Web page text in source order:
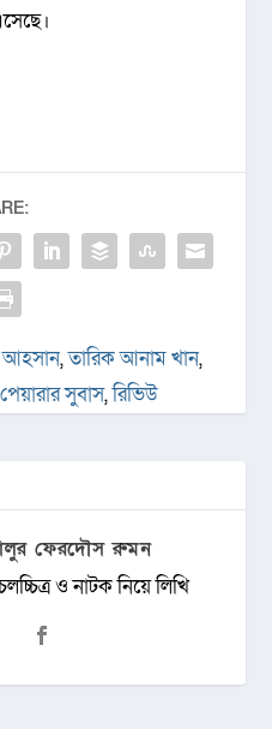
,তারিক আনাম খান,
পেয়ারার সুবাস,রিভিউ
ফেরদৌস রুমন
ও নাটক নিয়ে লিখি